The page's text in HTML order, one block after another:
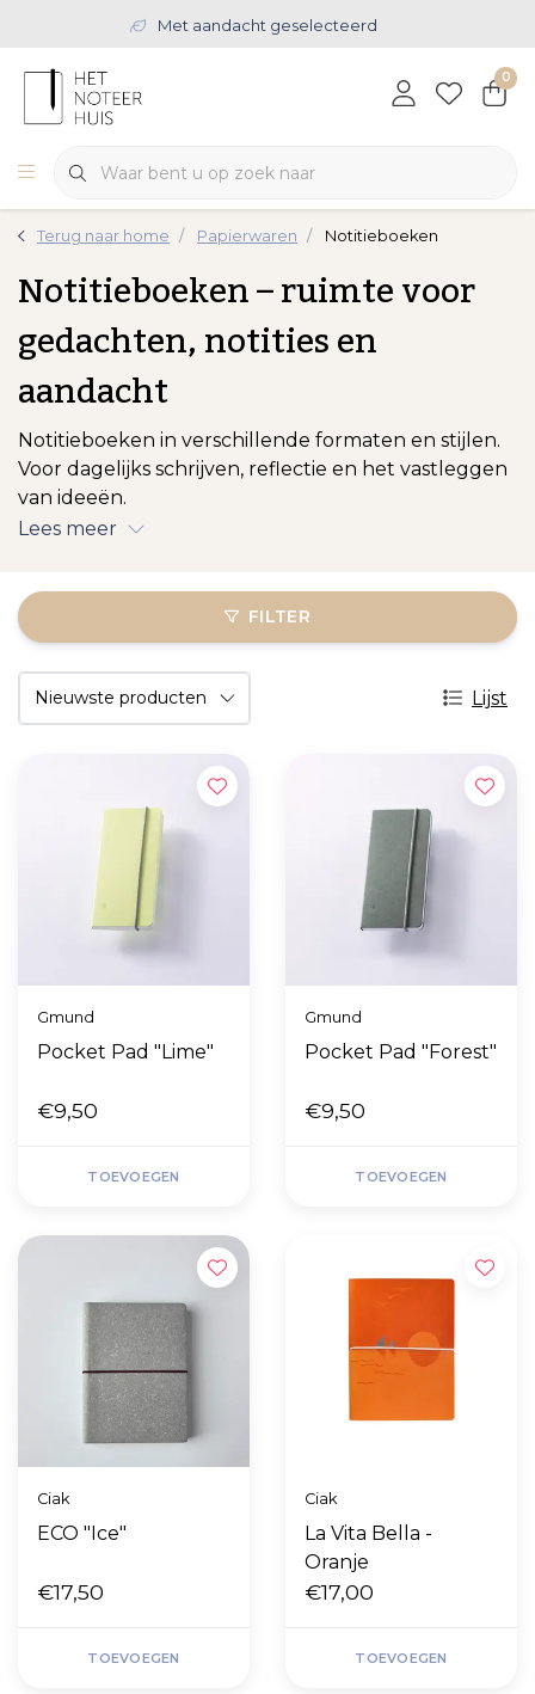
Met aandacht geselecteerd
0
Terug naar home Papierwaren Notitieboeken
Notitieboeken – ruimte voor
gedachten, notities en
aandacht
Notitieboeken in verschillende formaten en stijlen.
Voor dagelijks schrijven, reflectie en het vastleggen
van ideeën.
Lees meer
FILTER
Lijst
Gmund
Pocket Pad "Lime"
€9,50
TOEVOEGEN
Gmund
Pocket Pad "Forest"
€9,50
TOEVOEGEN
Ciak
ECO "Ice"
€17,50
TOEVOEGEN
Ciak
La Vita Bella -
Oranje
€17,00
TOEVOEGEN